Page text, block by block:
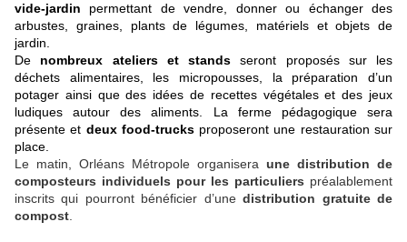
vide-jardin permettant de vendre, donner ou échanger des
arbustes, graines, plants de légumes, matériels et objets de
jardin.
De nombreux ateliers et standsseront proposés sur les
déchets alimentaires, les micropousses, la préparation d’un
potager ainsi que des idées de recettes végétales et des jeux
ludiques autour des aliments. La ferme pédagogique sera
présente et deux food-trucks proposeront une restauration sur
place.
Le matin, Orléans Métropole organisera une distribution de
composteurs individuels pour les particuliers préalablement
inscrits qui pourront bénéficier d’unedistribution gratuite de
compost